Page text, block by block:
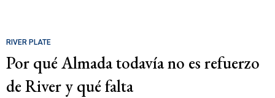
RIVER PLATE
Por qué Almada todavía no es refuerzo
de River y qué falta